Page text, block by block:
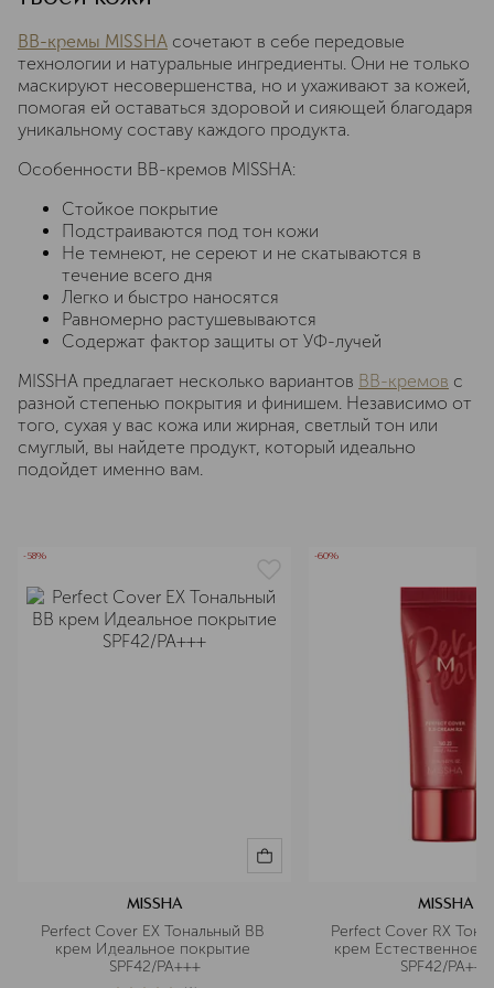
BB-кремы MISSHA сочетают в себе передовые
технологии и натуральные ингредиенты. Они не только
маскируют несовершенства, но и ухаживают за кожей,
помогая ей оставаться здоровой и сияющей благодаря
уникальному составу каждого продукта.
Особенности BB-кремов MISSHA:
Стойкое покрытие
Подстраиваются под тон кожи
Не темнеют, не сереют и не скатываются в
течение всего дня
Легко и быстро наносятся
Равномерно растушевываются
Содержат фактор защиты от УФ-лучей
MISSHA предлагает несколько вариантов BB-кремов с
разной степенью покрытия и финишем. Независимо от
того, сухая у вас кожа или жирная, светлый тон или
смуглый, вы найдете продукт, который идеально
подойдет именно вам.
-58%
MISSHA
Perfect Cover EX Тональный BB
крем Идеальное покрытие
SPF42/PA+++
-60%
MISSHA
Perfect Cover RХ
крем Естественное
SPF42/PA+++